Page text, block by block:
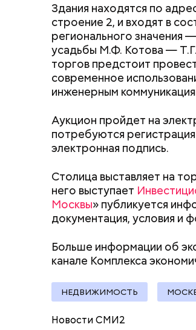
Здания находятся по
строение 2, и входят в
регионального значения
усадьбы М.Ф. Котова —
торгов предстоит
современное
инженерным
Аукцион пройдет на
потребуются
электронная подпись.
Столица выставляет на
него выступает
Москвы» публикуется
документация, условия и
Больше информации об
канале Комплекса
НЕДВИЖИМОСТЬ
Новости СМИ2
Какие здания
Для отделки фасада и
металлические панели в
стеклопакеты.
батареи дома и
Как получить
рублей от
трудной
претендовать
документы